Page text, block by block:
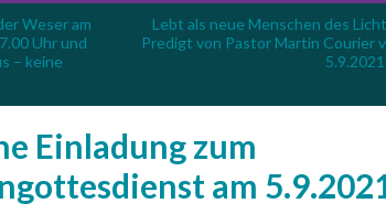
Weser am
Uhr und
– keine
Lebt als neue Menschen des
Predigt von Pastor Martin Courier
5.9.2021
Einladung zum
am